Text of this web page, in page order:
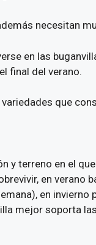
necesitan
en las
final del verano.
variedades que
y terreno en el
en verano
en invierno
mejor soporta